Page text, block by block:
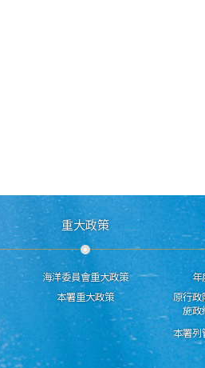
重大政策
海洋委員會重大政策
本署重大政策
年
原行政
施政
本署列